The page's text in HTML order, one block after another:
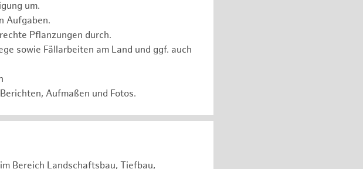
um.
Aufgaben.
Pflanzungen durch.
sowie Fällarbeiten am Land und ggf. auch
Aufmaßen und Fotos.
Bereich Landschaftsbau, Tiefbau,